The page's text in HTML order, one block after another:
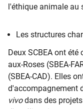
l'éthique animale au
Les structures
Deux SCBEA ont été
aux-Roses (SBEA-
(SBEA-CAD). Elles
d'accompagnement
vivodans des